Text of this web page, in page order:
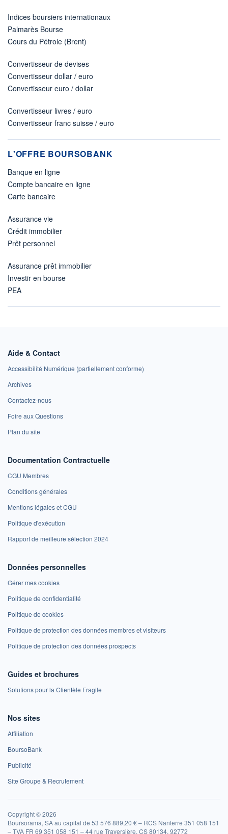
Indices boursiers internationaux
Palmarès Bourse
Cours du Pétrole (Brent)
Convertisseur de devises
Convertisseur dollar / euro
Convertisseur euro / dollar
Convertisseur livres / euro
Convertisseur franc suisse / euro
L'OFFRE BOURSOBANK
Banque en ligne
Compte bancaire en ligne
Carte bancaire
Assurance vie
Crédit immobilier
Prêt personnel
Assurance prêt immobilier
Investir en bourse
PEA
Aide & Contact
Accessibilité Numérique (partiellement conforme)
Archives
Contactez-nous
Foire aux Questions
Plan du site
Documentation Contractuelle
CGU Membres
Conditions générales
Mentions légales et CGU
Politique d'exécution
Rapport de meilleure sélection 2024
Données personnelles
Gérer mes cookies
Politique de confidentialité
Politique de cookies
Politique de protection des données membres et visiteurs
Politique de protection des données prospects
Guides et brochures
Solutions pour la Clientèle Fragile
Nos sites
Affiliation
BoursoBank
Publicité
Site Groupe & Recrutement
Copyright © 2026
Boursorama, SA au capital de 53 576 889,20 € – RCS Nanterre 351 058 151
– TVA FR 69 351 058 151 – 44 rue Traversière, CS 80134, 92772